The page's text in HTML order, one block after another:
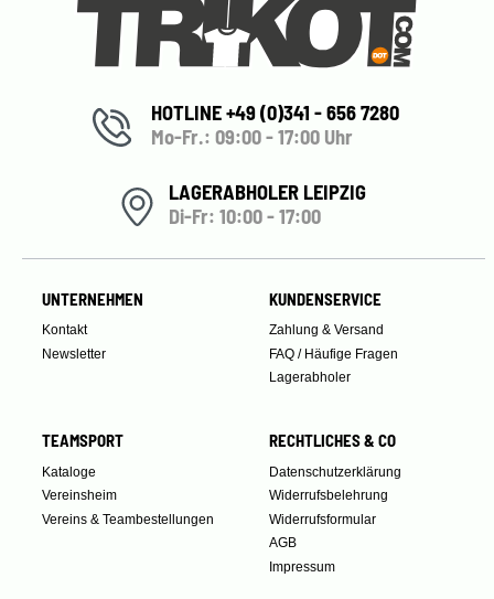
HOTLINE +49 (0)341 - 656 7280
Mo-Fr.: 09:00 - 17:00 Uhr
LAGERABHOLER LEIPZIG
Di-Fr: 10:00 - 17:00
UNTERNEHMEN
Kontakt
Newsletter
KUNDENSERVICE
Zahlung & Versand
FAQ / Häufige Fragen
Lagerabholer
TEAMSPORT
Kataloge
Vereinsheim
Vereins & Teambestellungen
RECHTLICHES & CO
Datenschutzerklärung
Widerrufsbelehrung
Widerrufsformular
AGB
Impressum